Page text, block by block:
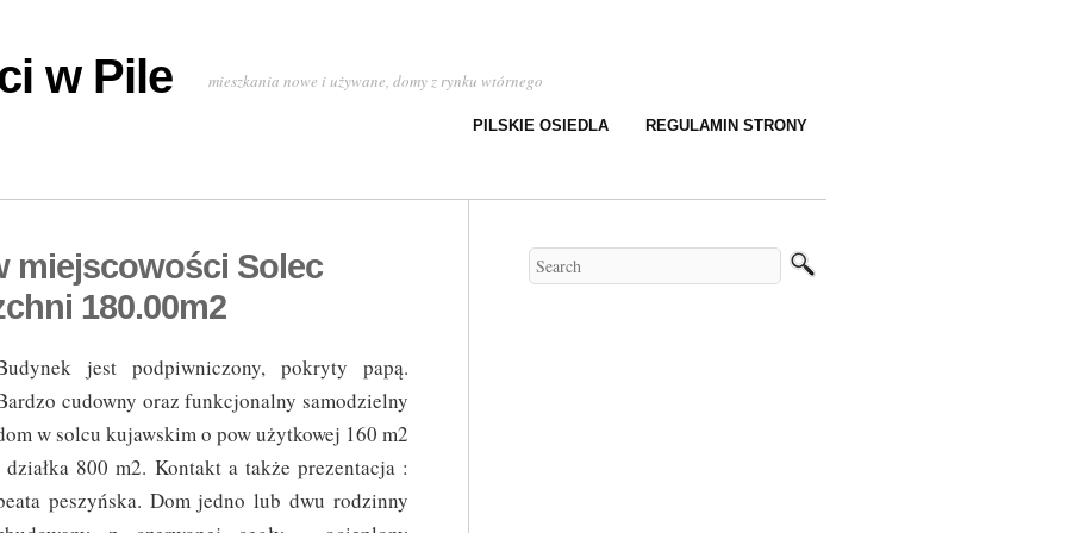
w Pile mieszkania nowe i używane, domy z rynku wtórnego
PILSKIE OSIEDLA REGULAMIN STRONY
miejscowości Solec
180.00m2
jest podpiwniczony, pokryty papą.
cudowny oraz funkcjonalny samodzielny
w solcu kujawskim o pow użytkowej 160 m2
działka 800 m2. Kontakt a także prezentacja :
peszyńska. Dom jedno lub dwu rodzinny